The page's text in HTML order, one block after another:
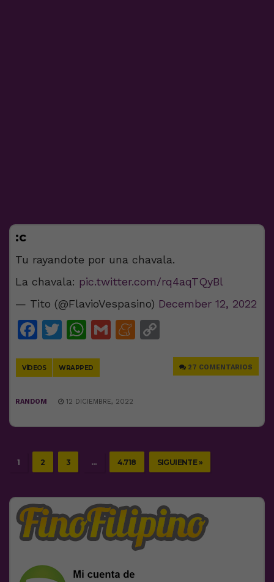
:c
Tu rayandote por una chavala.
La chavala: pic.twitter.com/rq4aqTQyBl
— Tito (@FlavioVespasino) December 12, 2022
Facebook
Twitter
WhatsApp
GmailMeneame
VÍDEOS WRAPPED 27 COMENTARIOS
RANDOM 12 DICIEMBRE, 2022
1 2 3 … 4.718 SIGUIENTE »